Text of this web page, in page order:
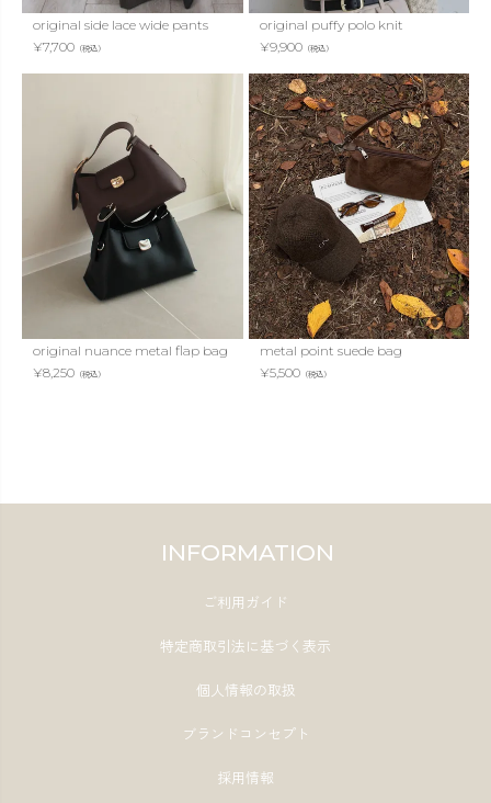
original side lace wide pants
¥7,700 （税込）
original puffy polo knit
¥9,900（税込）
original nuance metal flap bag
¥8,250 （税込）
metal point suede bag
¥5,500（税込）
INFORMATION
ご利用ガイド
特定商取引法に基づく表示
個人情報の取扱
ブランドコンセプト
採用情報